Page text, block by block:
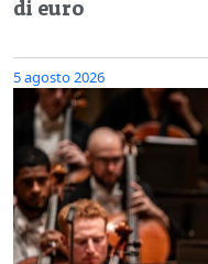
di euro
5 agosto 2026